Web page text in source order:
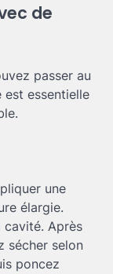
de
passer au
est essentielle
une
élargie.
Après
sécher selon
poncez